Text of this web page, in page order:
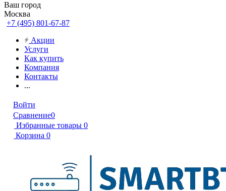
Ваш город
Москва
+7 (495) 801-67-87
Акции
Услуги
Как купить
Компания
Контакты
...
Войти
Сравнение0
Избранные товары 0
Корзина 0